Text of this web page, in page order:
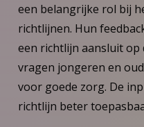
een belangrijke rol bij
richtlijnen. Hun
een richtlijn aansluit op
vragen jongeren en
voor goede zorg. De
richtlijn beter